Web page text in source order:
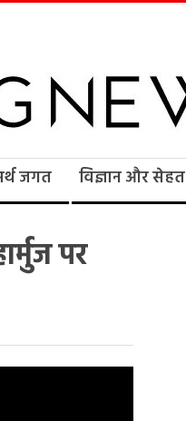
जगत विज्ञान और सेहत
पर